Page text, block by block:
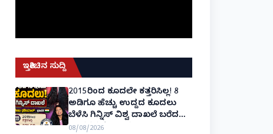
ಇತ್ತೀಚಿನ ಸುದ್ದಿ
2015ರಿಂದ ಕೂದಲೇ ಕತ್ತರಿಸಿಲ್ಲ! 8
ಅಡಿಗೂ ಹೆಚ್ಚು ಉದ್ದದ ಕೂದಲು
ಬೆಳೆಸಿ ಗಿನ್ನಿಸ್ ವಿಶ್ವ ದಾಖಲೆ ಬರೆದ
ಭಾರತದ ರೇಣು ಧರಿಯಾಲ್!
08/08/2026